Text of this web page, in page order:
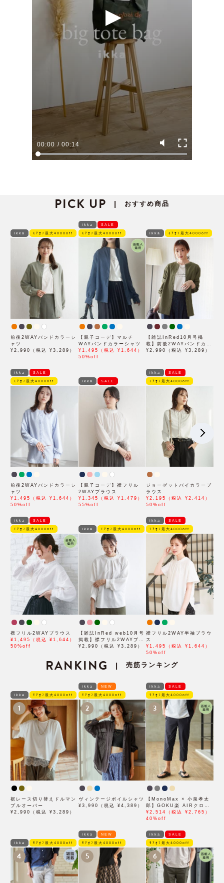
00:00 / 00:14
PICK UP | おすすめ商品
ikka ﾓｱｵﾌ最大4000off
前後2WAYバンドカラーシ
ャツ
¥2,990（税込 ¥3,289）
ikka SALE
ﾓｱｵﾌ最大4000off
【親子コーデ】マルチ
WAYバンドカラーシャツ
¥1,495（税込 ¥1,644）
50%off
ikka ﾓｱｵﾌ最大4000off
【雑誌InRed10月号掲
載】前後2WAYバンドカラ
ーシャツ
¥2,990（税込 ¥3,289）
ikka SALE
ﾓｱｵﾌ最大4000off
前後2WAYバンドカラーシ
ャツ
¥1,495（税込 ¥1,644）
50%off
ikka SALE
【親子コーデ】襟フリル
2WAYブラウス
¥1,345（税込 ¥1,479）
55%off
ikka SALE
ﾓｱｵﾌ最大4000off
ジョーゼットバイカラーブ
ラウス
¥2,195（税込 ¥2,414）
50%off
ikka SALE
ﾓｱｵﾌ最大4000off
襟フリル2WAYブラウス
¥1,495（税込 ¥1,644）
50%off
ikka ﾓｱｵﾌ最大4000off
【雑誌InRed web10月号
掲載】襟フリル2WAYブラ
ウス
¥2,990（税込 ¥3,289）
ikka SALE
ﾓｱｵﾌ最大4000off
襟フリル2WAY半袖ブラウ
ス
¥1,495（税込 ¥1,644）
50%off
RANKING | 売筋ランキング
ikka ﾓｱｵﾌ最大4000off
1
裾レース切り替えドルマン
プルオーバー
¥2,990（税込 ¥3,289）
ikka NEW
ﾓｱｵﾌ最大4000off
2
ヴィンテージボイルシャツ
¥3,990（税込 ¥4,389）
ikka SALE
ﾓｱｵﾌ最大4000off
3
【MonoMax × 小泉孝太
郎】GOKU楽 AIRクロッ
プドパンツ「小泉孝太郎さ
ん着用モデル」
¥2,514（税込 ¥2,765）
40%off
ikka ﾓｱｵﾌ最大4000off
4
ikka NEW
ﾓｱｵﾌ最大4000off
5
ikka SALE
ﾓｱｵﾌ最大4000off
6